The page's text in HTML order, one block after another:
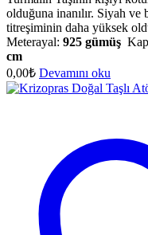
olduğuna inanılır. Siyah
titreşiminin daha yüksek
Meterayal: 925 gümüş
cm
0,00₺ Devamını oku